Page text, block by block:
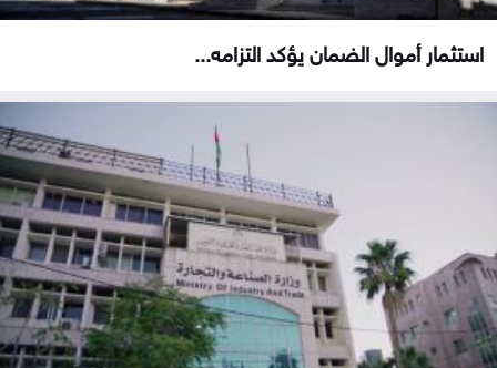
استثمار أموال الضمان يؤكد التزامه...